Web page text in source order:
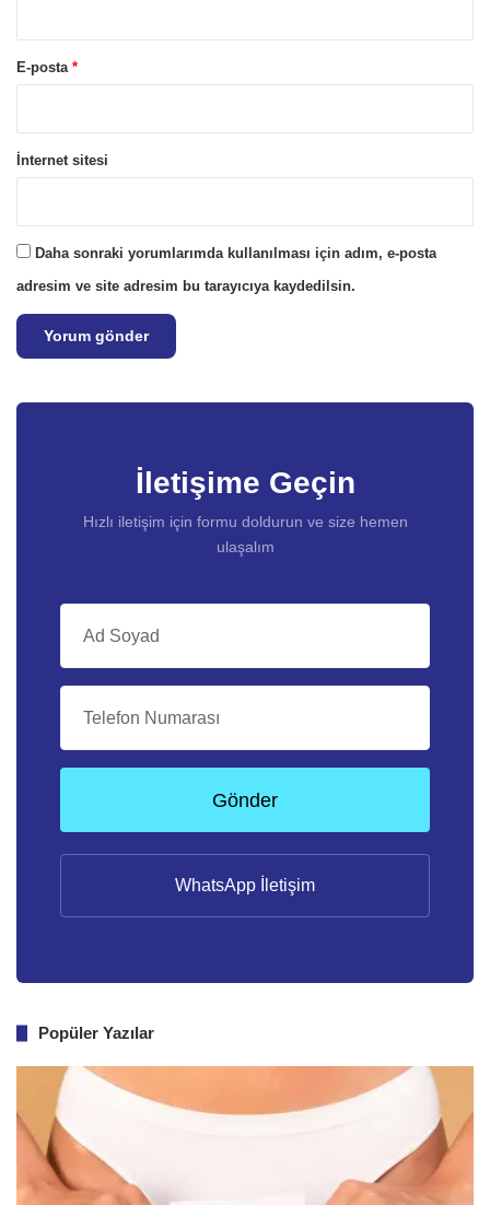
E-posta *
İnternet sitesi
Daha sonraki yorumlarımda kullanılması için adım, e-posta
adresim ve site adresim bu tarayıcıya kaydedilsin.
İletişime Geçin
Hızlı iletişim için formu doldurun ve size hemen
ulaşalım
Gönder
WhatsApp İletişim
Popüler Yazılar